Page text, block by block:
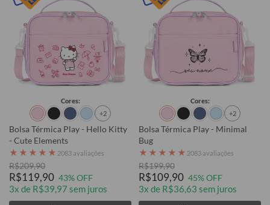
Cores:
+2
Bolsa Térmica Play - Hello Kitty
- Cute Elements
★ ★ ★ ★ ★ 2083 avaliações
R$209,90
R$119,90 43% OFF
3x de R$39,97 sem juros
Cores:
+2
Bolsa Térmica Play - Minimal
Bug
★ ★ ★ ★ ★ 2083 avaliações
R$199,90
R$109,90 45% OFF
3x de R$36,63 sem juros